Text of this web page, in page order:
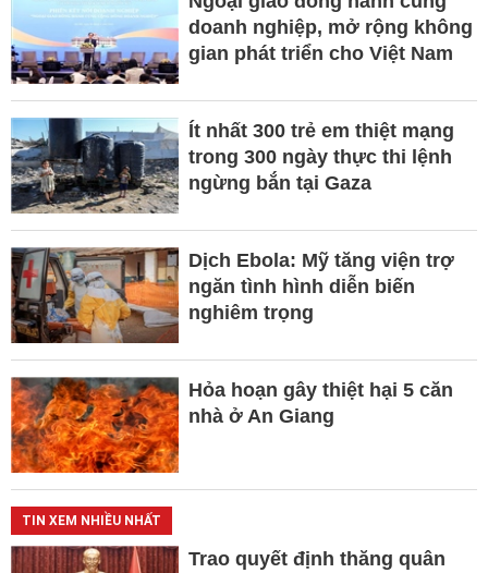
doanh nghiệp, mở rộng không
gian phát triển cho Việt Nam
Ít nhất 300 trẻ em thiệt mạng
trong 300 ngày thực thi lệnh
ngừng bắn tại Gaza
Dịch Ebola: Mỹ tăng viện trợ
ngăn tình hình diễn biến
nghiêm trọng
Hỏa hoạn gây thiệt hại 5 căn
nhà ở An Giang
TIN XEM NHIỀU NHẤT
Trao quyết định thăng quân